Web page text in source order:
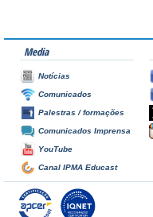
Media
Notícias
Comunicados
Palestras / formações
Comunicados Imprensa
YouTube
Canal IPMA Educast